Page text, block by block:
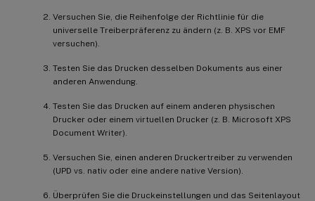
1.
Überprüfen Sie die
1.
Führen Sie eine saubere
1.
Überprüfen und testen Sie die
1.
Minimieren Sie die Anzahl der
Versuchen Sie, die Reihenfolge der Richtlinie für die
universelle Treiberpräferenz zu ändern (z. B. XPS vor EMF
versuchen).
Testen Sie das Drucken desselben Dokuments aus einer
anderen Anwendung.
Testen Sie das Drucken auf einem anderen physischen
Drucker oder einem virtuellen Drucker (z. B. Microsoft XPS
Document Writer).
Versuchen Sie, einen anderen Druckertreiber zu verwenden
(UPD vs. nativ oder eine andere native Version).
Überprüfen Sie die Druckeinstellungen und das Seitenlayout